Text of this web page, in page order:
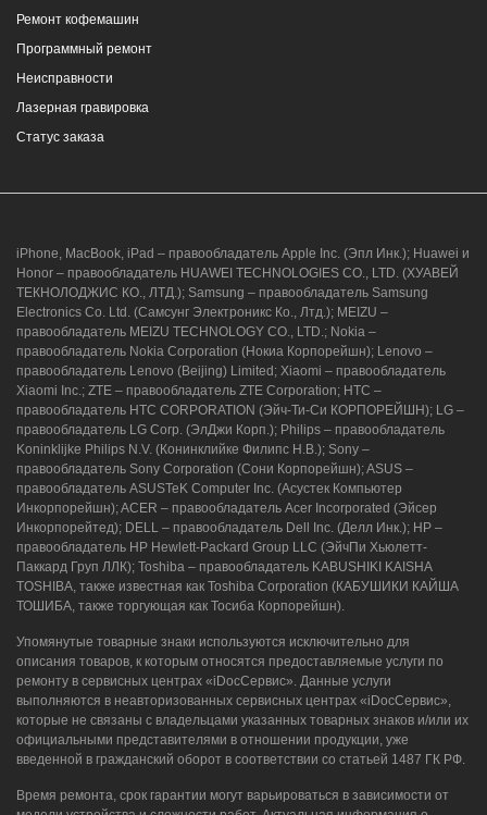
г. Новороссийск, ул. Героев Десантников,
г. Новороссийск, ул. Героев Десантников,
2/3
8 (964) 914-44-74(с 9:00 до 20:00)
Ремонт кофемашин
Программный ремонт
Неисправности
Лазерная гравировка
Статус заказа
iPhone, MacBook, iPad – правообладатель Apple Inc. (Эпл Инк.); Huawei и
Honor – правообладатель HUAWEI TECHNOLOGIES CO., LTD. (ХУАВЕЙ
ТЕКНОЛОДЖИС КО., ЛТД.); Samsung – правообладатель Samsung
Electronics Co. Ltd. (Самсунг Электроникс Ко., Лтд.); MEIZU –
правообладатель MEIZU TECHNOLOGY CO., LTD.; Nokia –
правообладатель Nokia Corporation (Нокиа Корпорейшн); Lenovo –
правообладатель Lenovo (Beijing) Limited; Xiaomi – правообладатель
Xiaomi Inc.; ZTE – правообладатель ZTE Corporation; HTC –
правообладатель HTC CORPORATION (Эйч-Ти-Си КОРПОРЕЙШН); LG –
правообладатель LG Corp. (ЭлДжи Корп.); Philips – правообладатель
Koninklijke Philips N.V. (Конинклийке Филипс Н.В.); Sony –
правообладатель Sony Corporation (Сони Корпорейшн); ASUS –
правообладатель ASUSTeK Computer Inc. (Асустек Компьютер
Инкорпорейшн); ACER – правообладатель Acer Incorporated (Эйсер
Инкорпорейтед); DELL – правообладатель Dell Inc. (Делл Инк.); HP –
правообладатель HP Hewlett-Packard Group LLC (ЭйчПи Хьюлетт-
Паккард Груп ЛЛК); Toshiba – правообладатель KABUSHIKI KAISHA
TOSHIBA, также известная как Toshiba Corporation (КАБУШИКИ КАЙША
ТОШИБА, также торгующая как Тосиба Корпорейшн).
Упомянутые товарные знаки используются исключительно для
описания товаров, к которым относятся предоставляемые услуги по
ремонту в сервисных центрах «iDocСервис». Данные услуги
выполняются в неавторизованных сервисных центрах «iDocСервис»,
которые не связаны с владельцами указанных товарных знаков и/или их
официальными представителями в отношении продукции, уже
введенной в гражданский оборот в соответствии со статьей 1487 ГК РФ.
Время ремонта, срок гарантии могут варьироваться в зависимости от